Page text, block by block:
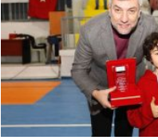
Özlem Işık Sarıhan’ın